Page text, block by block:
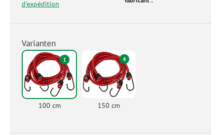
d'expédition
Varianten
1
100 cm
4
150 cm